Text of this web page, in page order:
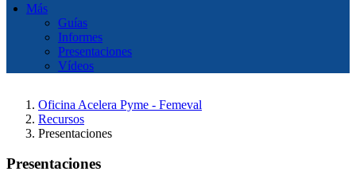
Más
Guías
Informes
Presentaciones
Vídeos
Oficina Acelera Pyme - Femeval
Recursos
Presentaciones
Presentaciones